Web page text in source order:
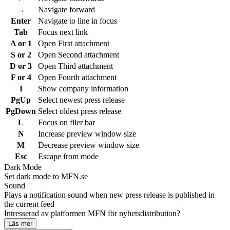
→
Navigate forward
Enter
Navigate to line in focus
Tab
Focus next link
A or 1
Open First attachment
S or 2
Open Second attachment
D or 3
Open Third attachment
F or 4
Open Fourth attachment
I
Show company information
PgUp
Select newest press release
PgDown Select oldest press release
L
Focus on filer bar
N
Increase preview window size
M
Decrease preview window size
Esc
Escape from mode
Dark Mode
Set dark mode to MFN.se
Sound
Plays a notification sound when new press release is published in
the current feed
Intresserad av platformen MFN för nyhetsdistribution?
Läs mer